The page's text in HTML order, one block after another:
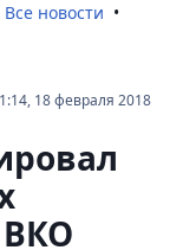
Все новости
18 февраля 2018
ВКО